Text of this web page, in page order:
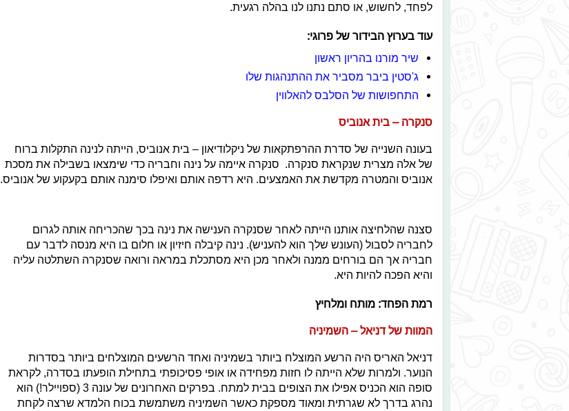
לפחד, לחשוש, או סתם נתנו לנו בהלה רגעית.
עוד בערוץ הבידור של פרוגי:
שיר מורנו בהריון ראשון
ג'סטין ביבר מסביר את ההתנהגות שלו
התחפושות של הסלבס להאלווין
סנקרה – בית אנוביס
בעונה השנייה של סדרת ההרפתקאות של ניקלודיאון – בית אנוביס, הייתה לנינה התקלות ברוח
של אלה מצרית שנקראת סנקרה. סנקרה איימה על נינה וחבריה כדי שימצאו בשבילה את מסכת
אנוביס והמטרה מקדשת את האמצעים. היא רדפה אותם ואיפלו סימנה אותם בקעקוע של אנוביס.
סצנה שהלחיצה אותנו הייתה לאחר שסנקרה הענישה את נינה בכך שהכריחה אותה לגרום
לחבריה לסבול (העונש שלך הוא להעניש). נינה קיבלה חיזיון או חלום בו היא מנסה לדבר עם
חבריה אך הם בורחים ממנה ולאחר מכן היא מסתכלת במראה ורואה שסנקרה השתלטה עליה
והיא הפכה להיות היא.
רמת הפחד: מותח ומלחיץ
המוות של דניאל – השמיניה
דניאל האריס היה הרשע המוצלח ביותר בשמיניה ואחד הרשעים המוצלחים ביותר בסדרות
הנוער. ולמרות שלא הייתה לו חזות מפחידה או אופי פסיכופתי בתחילת הופעתו בסדרה, לקראת
סופה הוא הכניס אפילו את הצופים בבית למתח. בפרקים האחרונים של עונה 3 (ספויילר!) הוא
נהרג בדרך לא שגרתית ומאוד מספקת כאשר השמיניה משתמשת בכוח הלמדא שרצה לקחת